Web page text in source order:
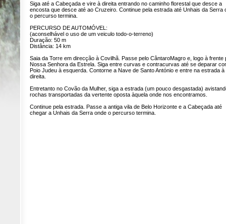
Siga até a Cabeçada e vire à direita entrando no caminho florestal que desce a
encosta que desce até ao Cruzeiro. Continue pela estrada até Unhais da Serra
o percurso termina.
PERCURSO DE AUTOMÓVEL:
(aconselhável o uso de um veiculo todo-o-terreno)
Duração: 50 m
Distância: 14 km
Saia da Torre em direcção à Covilhã. Passe pelo CântaroMagro e, logo à frente
Nossa Senhora da Estrela. Siga entre curvas e contracurvas até se deparar
Poio Judeu à esquerda. Contorne a Nave de Santo António e entre na estrada à
direita.
Entretanto no Covão da Mulher, siga a estrada (um pouco desgastada)
rochas transportadas da vertente oposta àquela onde nos encontramos.
Continue pela estrada. Passe a antiga vila de Belo Horizonte e a Cabeçada até
chegar a Unhais da Serra onde o percurso termina.